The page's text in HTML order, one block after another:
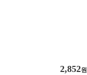
2,852원